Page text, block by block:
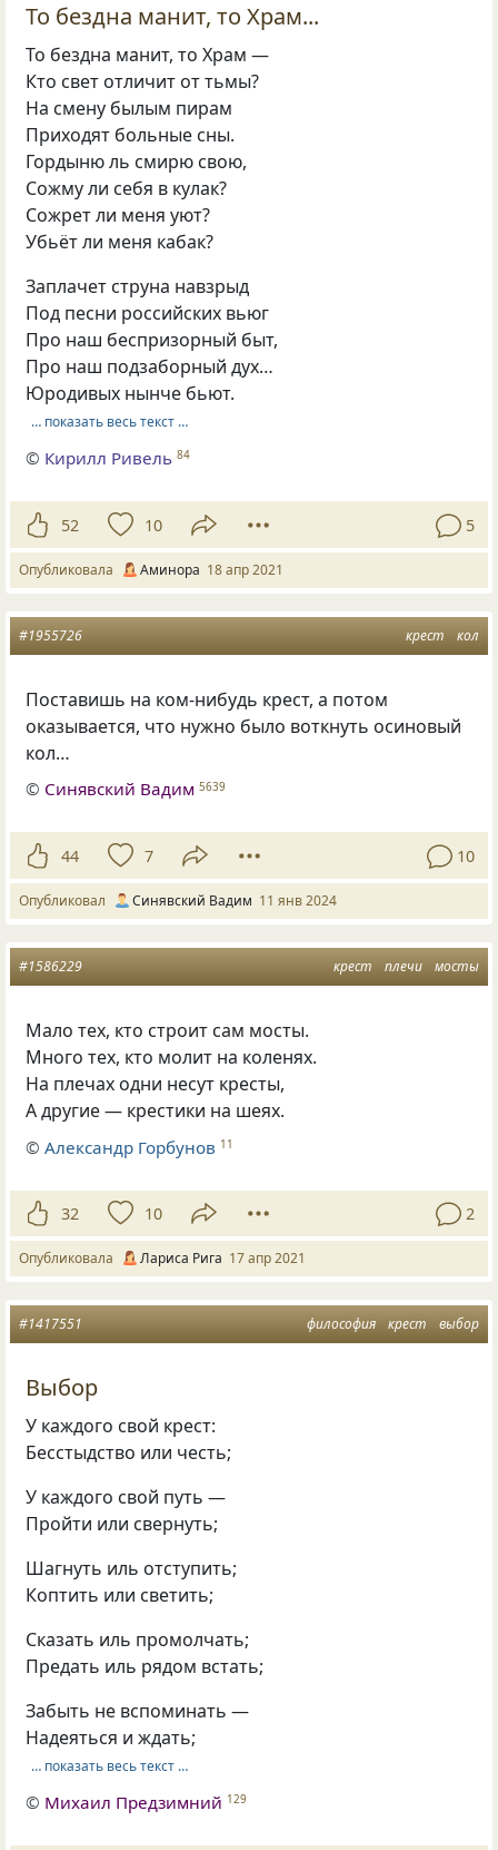
То бездна манит, то Храм...
То бездна манит, то Храм —
Кто свет отличит от тьмы?
На смену былым пирам
Приходят больные сны.
Гордыню ль смирю свою,
Сожму ли себя в кулак?
Сожрет ли меня уют?
Убьёт ли меня кабак?
Заплачет струна навзрыд
Под песни российских вьюг
Про наш беспризорный быт,
Про наш подзаборный дух…
Юродивых нынче бьют.
… показать весь текст …
© Кирилл Ривель 84
52 10 5
Опубликовала Аминора 18 апр 2021
крест кол
#1955726
Поставишь на ком-нибудь крест, а потом
оказывается, что нужно было воткнуть осиновый
кол…
© Синявский Вадим 5639
44 7 10
Опубликовал Синявский Вадим 11 янв 2024
крест плечи мосты
#1586229
Мало тех, кто строит сам мосты.
Много тех, кто молит на коленях.
На плечах одни несут кресты,
А другие — крестики на шеях.
©Александр Горбунов 11
32 10 2
Опубликовала Лариса Рига 17 апр 2021
философия крест выбор
#1417551
Выбор
У каждого свой крест:
Бесстыдство или честь;
У каждого свой путь —
Пройти или свернуть;
Шагнуть иль отступить;
Коптить или светить;
Сказать иль промолчать;
Предать иль рядом встать;
Забыть не вспоминать —
Надеяться и ждать;
… показать весь текст …
© Михаил Предзимний 129